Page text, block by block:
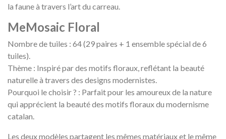
la faune à travers l’art du carreau.
MeMosaic Floral
Nombre de tuiles : 64 (29 paires + 1 ensemble spécial de 6
tuiles).
Thème : Inspiré par des motifs floraux, reflétant la beauté
naturelle à travers des designs modernistes.
Pourquoi le choisir ? : Parfait pour les amoureux de la nature
qui apprécient la beauté des motifs floraux du modernisme
catalan.
Les deux modèles partagent les mêmes matériaux et le même